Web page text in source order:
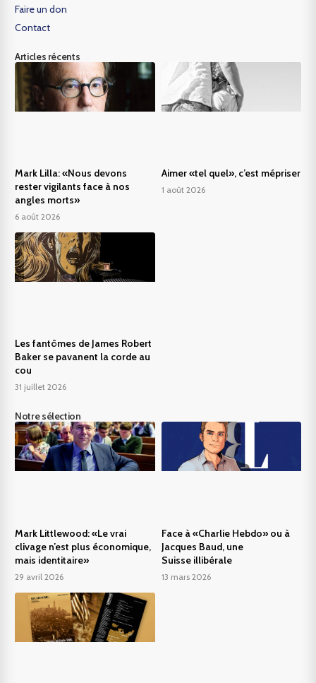
Faire un don
Contact
Articles récents
Mark Lilla: «Nous devons
rester vigilants face à nos
angles morts»
6 août 2026
Aimer «tel quel», c’est mépriser
1 août 2026
Les fantômes de James Robert
Baker se pavanent la corde au
cou
31 juillet 2026
Notre sélection
Mark Littlewood: «Le vrai
clivage n’est plus économique,
mais identitaire»
29 avril 2026
Face à «Charlie Hebdo» ou à
Jacques Baud, une
Suisse illibérale
13 mars 2026